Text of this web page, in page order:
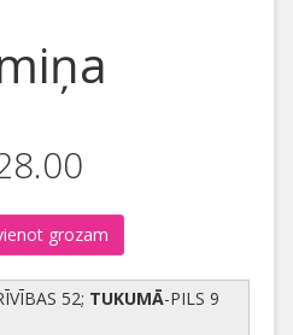
grozam
52; TUKUMĀ-PILS 9